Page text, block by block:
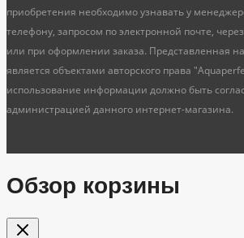
приобретения необходимо узнавать у
телефону, запросом по электронной почте,
или при оформлении заказа. Представленная
является объектами авторского права
использование информации должно быть
администрацией данного интернет-магазина.
Обзор корзины